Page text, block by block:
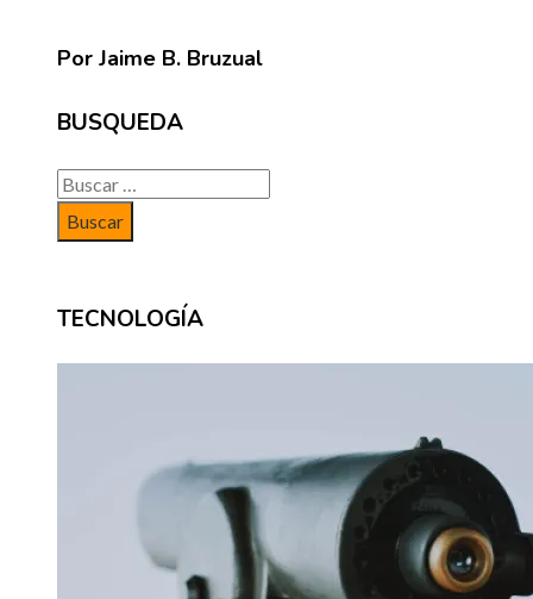
Por Jaime B. Bruzual
BUSQUEDA
Buscar:
TECNOLOGÍA